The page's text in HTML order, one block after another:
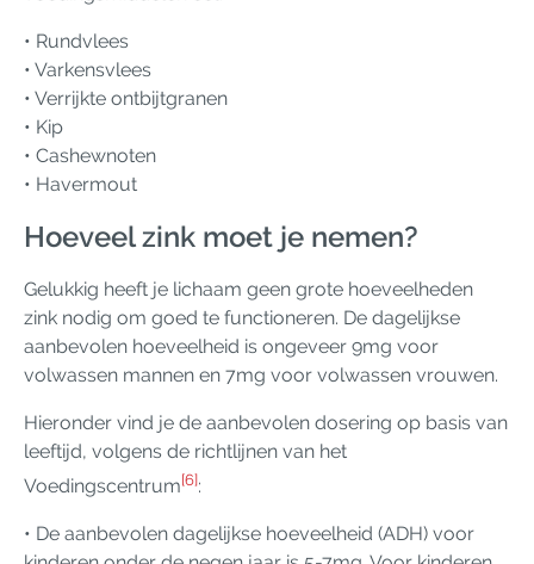
• Rundvlees
• Varkensvlees
• Verrijkte ontbijtgranen
• Kip
• Cashewnoten
• Havermout
Hoeveel zink moet je nemen?
Gelukkig heeft je lichaam geen grote hoeveelheden
zink nodig om goed te functioneren. De dagelijkse
aanbevolen hoeveelheid is ongeveer 9mg voor
volwassen mannen en 7mg voor volwassen vrouwen.
Hieronder vind je de aanbevolen dosering op basis van
leeftijd, volgens de richtlijnen van het
Voedingscentrum[6] :
• De aanbevolen dagelijkse hoeveelheid (ADH) voor